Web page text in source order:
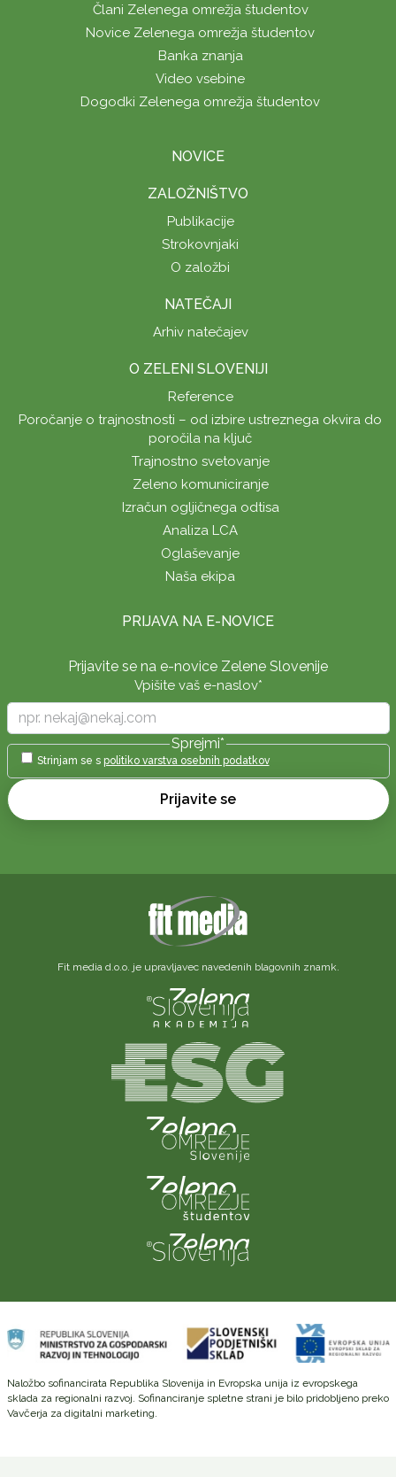
Člani Zelenega omrežja študentov
Novice Zelenega omrežja študentov
Banka znanja
Video vsebine
Dogodki Zelenega omrežja študentov
NOVICE
ZALOŽNIŠTVO
Publikacije
Strokovnjaki
O založbi
NATEČAJI
Arhiv natečajev
O ZELENI SLOVENIJI
Reference
Poročanje o trajnostnosti – od izbire ustreznega okvira do
poročila na ključ
Trajnostno svetovanje
Zeleno komuniciranje
Izračun ogljičnega odtisa
Analiza LCA
Oglaševanje
Naša ekipa
PRIJAVA NA E-NOVICE
Prijavite se na e-novice Zelene Slovenije
Vpišite vaš e-naslov*
Sprejmi*
Strinjam se s politiko varstva osebnih podatkov
Prijavite se
Fit media d.o.o. je upravljavec navedenih blagovnih znamk.
Naložbo sofinancirata Republika Slovenija in Evropska unija iz evropskega
sklada za regionalni razvoj. Sofinanciranje spletne strani je bilo pridobljeno preko
Vavčerja za digitalni marketing.